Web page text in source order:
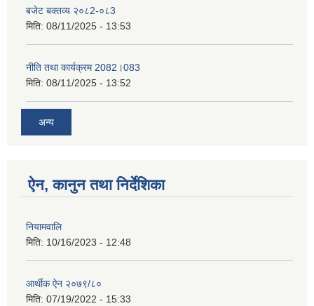
बजेट बक्तव्य २०८2-०८3
मिति: 08/11/2025 - 13:53
नीति तथा कार्यक्रम 2082।083
मिति: 08/11/2025 - 13:52
अन्य
ऐन, कानुन तथा निर्देशिका
नियामवालि
मिति: 10/16/2023 - 12:48
आर्थीक ऐन २०७९/८०
मिति: 07/19/2022 - 15:33